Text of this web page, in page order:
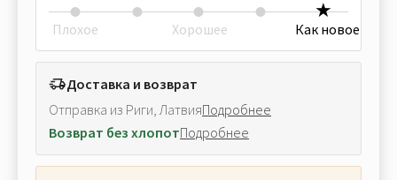
Плохое Хорошее Как новое
Доставка и возврат
Отправка из Риги, ЛатвияПодробнее
Возврат без хлопотПодробнее